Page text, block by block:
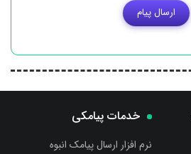
ارسال پیام
خدمات پیامکی
نرم افزار ارسال پیامک انبوه